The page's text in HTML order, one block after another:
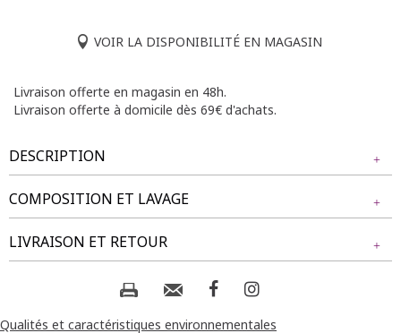
VOIR LA DISPONIBILITÉ EN MAGASIN
Livraison offerte en magasin en 48h.
Livraison offerte à domicile dès 69€ d'achats.
DESCRIPTION
Écharpe rectangulaire à motif végétal imprimé. Coloris uni
avec motifs contrastants métallisés en forme de feuilles
stylisées. Finition bords simples. Tissu léger à effet
légèrement transparent.
COMPOSITION ET LAVAGE
Tissu principal : 100% POLYESTER
Composition et lavage :
LIVRAISON ET RETOUR
NOS MODES DE LIVRAISON
Livraison Magasin :
Qualités et caractéristiques environnementales